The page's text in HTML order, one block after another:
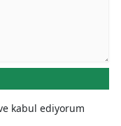
kabul ediyorum